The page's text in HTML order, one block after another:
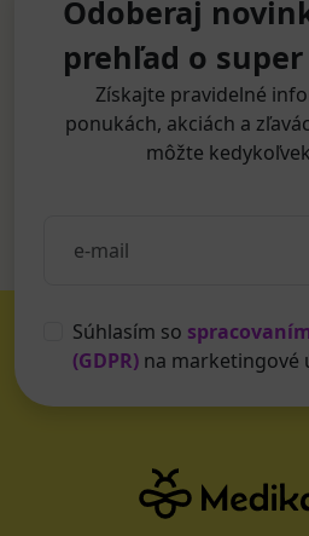
Odoberaj
prehľad o
Získajte pravidelné
ponukách, akciách a
môžte
Súhlasím so
(GDPR) na marketingové